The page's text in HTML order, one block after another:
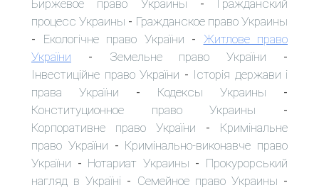
Биржевое право Украины - Гражданский
процесс Украины - Гражданское право Украины
- Екологічне право України - Житлове право
України - Земельне право України -
Інвестиційне право України - Історія держави і
права України - Кодексы Украины -
Конституционное право Украины -
Корпоративне право України - Кримінальне
право України - Кримінально-виконавче право
України - Нотариат Украины - Прокурорський
нагляд в Україні - Семейное право Украины -